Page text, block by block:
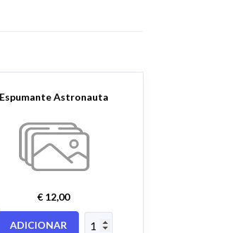
Espumante Astronauta
€ 12,00
ADICIONAR